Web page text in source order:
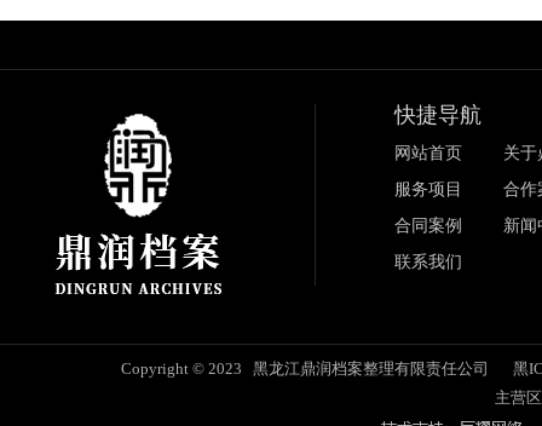
快捷导航
网站首页
关于
服务项目
合作
合同案例
新闻
联系我们
Copyright © 2023 黑龙江鼎润档案整理有限责任公司
黑
主营